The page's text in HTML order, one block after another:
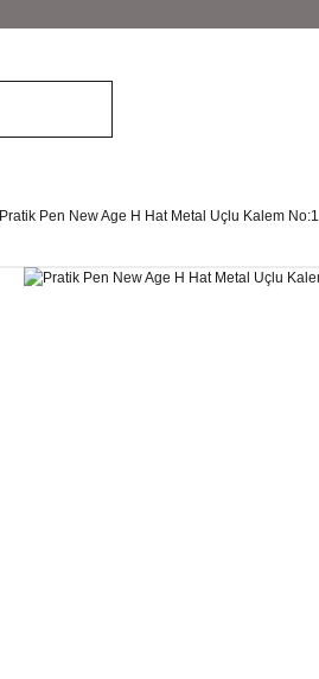
Pratik Pen New Age H Hat Metal Uçlu Kalem No:1